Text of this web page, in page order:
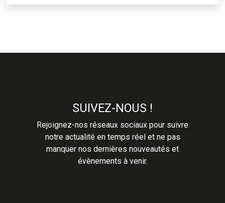
SUIVEZ-NOUS !
Rejoignez-nos réseaux sociaux pour suivre
notre actualité en temps réel et ne pas
manquer nos dernières nouveautés et
évènements à venir.